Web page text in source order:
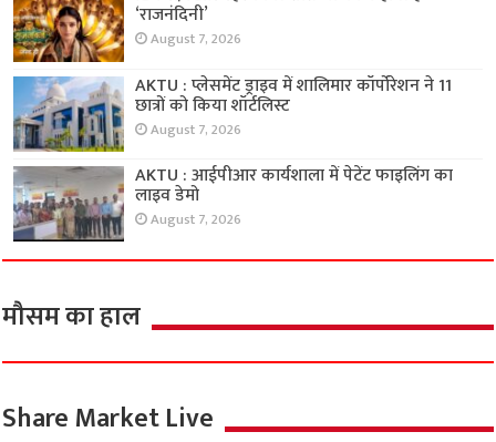
‘राजनंदिनी’
August 7, 2026
AKTU : प्लेसमेंट ड्राइव में शालिमार कॉर्पोरेशन ने 11
छात्रों को किया शॉर्टलिस्ट
August 7, 2026
AKTU : आईपीआर कार्यशाला में पेटेंट फाइलिंग का
लाइव डेमो
August 7, 2026
मौसम का हाल
Share Market Live